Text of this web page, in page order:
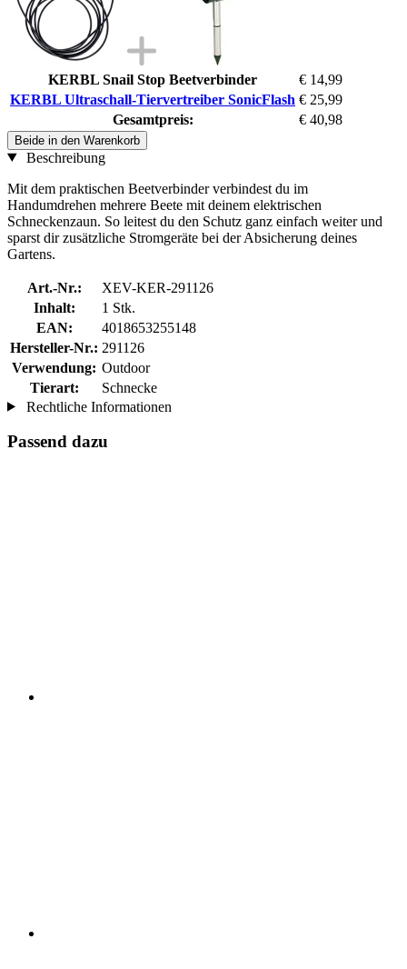
KERBL Snail Stop Beetverbinder
€ 14,99
KERBL Ultraschall-Tiervertreiber SonicFlash € 25,99
Gesamtpreis:
€ 40,98
Beide in den Warenkorb
Beschreibung
Mit dem praktischen Beetverbinder verbindest du im
Handumdrehen mehrere Beete mit deinem elektrischen
Schneckenzaun. So leitest du den Schutz ganz einfach weiter und
sparst dir zusätzliche Stromgeräte bei der Absicherung deines
Gartens.
Art.-Nr.:
XEV-KER-291126
Inhalt:
1 Stk.
EAN:
4018653255148
Hersteller-Nr.: 291126
Verwendung: Outdoor
Tierart:
Schnecke
Rechtliche Informationen
Passend dazu